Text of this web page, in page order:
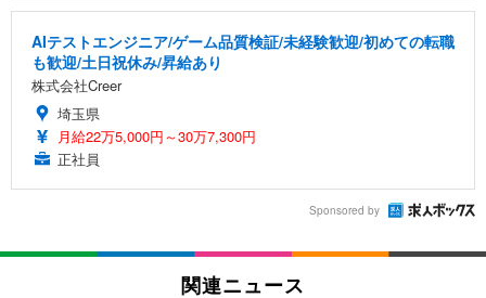
AIテストエンジニア/ゲーム品質検証/未経験歓迎/初めての転職
も歓迎/土日祝休み/昇給あり
株式会社Creer
埼玉県
月給22万5,000円～30万7,300円
正社員
Sponsored by
関連ニュース